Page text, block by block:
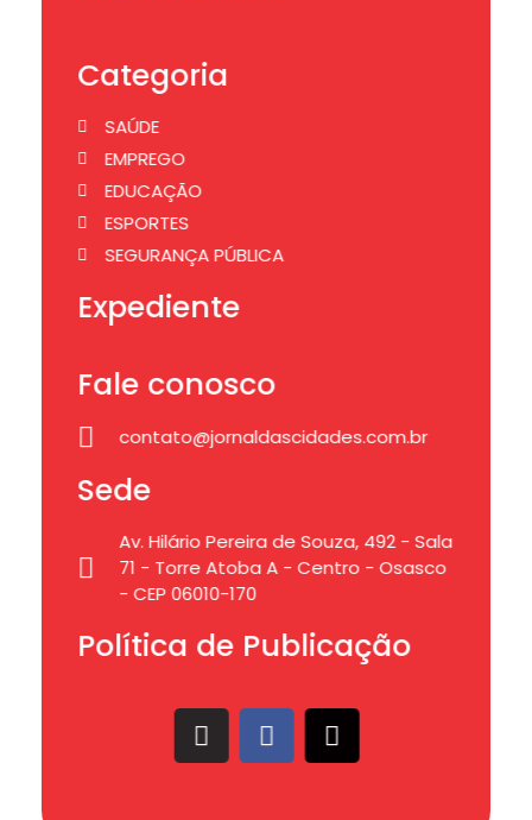
Categoria
SAÚDE
EMPREGO
EDUCAÇÃO
ESPORTES
SEGURANÇA PÚBLICA
Expediente
Fale conosco
contato@jornaldascidades.com.br
Sede
Av. Hilário Pereira de Souza, 492 - Sala
71 - Torre Atoba A - Centro - Osasco
- CEP 06010-170
Política de Publicação